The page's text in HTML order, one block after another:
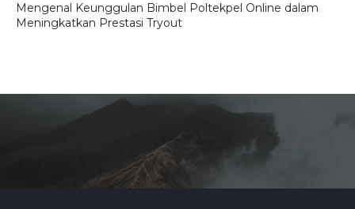
Mengenal Keunggulan Bimbel Poltekpel Online dalam
Meningkatkan Prestasi Tryout